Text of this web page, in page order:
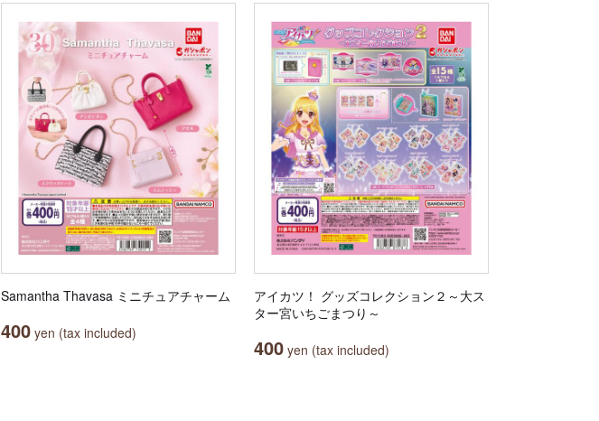
Samantha Thavasa ミニチュアチャーム
400 yen (tax included)
アイカツ！ グッズコレクション２～大ス
ター宮いちごまつり～
400 yen (tax included)